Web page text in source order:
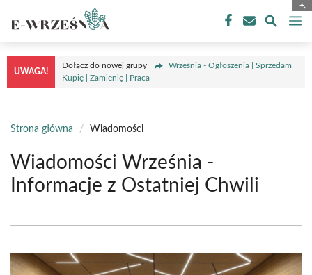
treści
UWAGA!
Dołącz do nowej grupy
Września - Ogłoszenia | Sprzedam |
Kupię | Zamienię | Praca
Strona główna / Wiadomości
Wiadomości Września -
Informacje z Ostatniej Chwili